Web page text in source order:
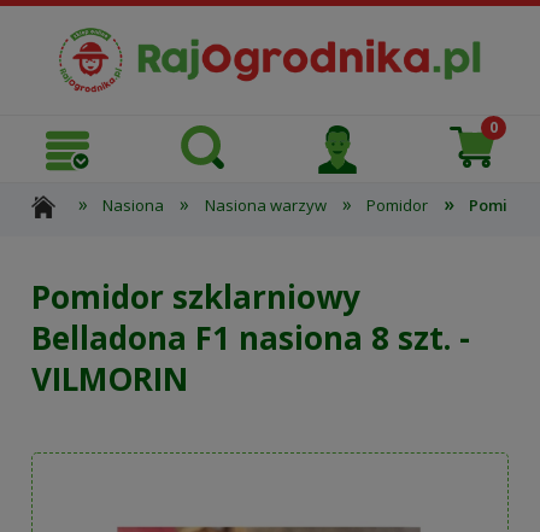
» Nasiona » Nasiona warzyw » Pomidor » Pomidor
Pomidor szklarniowy
Belladona F1 nasiona 8 szt. -
VILMORIN